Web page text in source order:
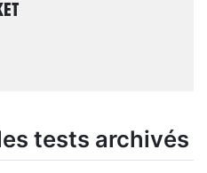
tests archivés